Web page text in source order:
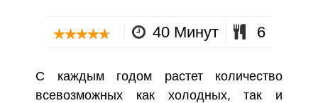
40 Минут 6
С каждым годом растет количество
всевозможных как холодных, так и